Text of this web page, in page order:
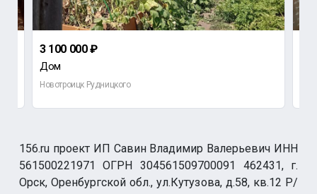
3 100 000 ₽
Дом
Новотроицк Рудницкого
156.ru проект ИП Савин Владимир Валерьевич ИНН
561500221971 ОГРН 304561509700091 462431, г.
Орск, Оренбургской обл., ул.Кутузова, д.58, кв.12 Р/